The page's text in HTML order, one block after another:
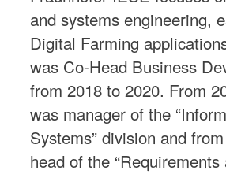
and systems engineering,
Digital Farming
was Co-Head Business
from 2018 to 2020. From
was manager of the
Systems” division and
head of the